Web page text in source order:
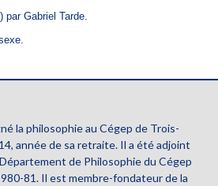
par Gabriel Tarde.
la philosophie au Cégep de Trois-
année de sa retraite. Il a été adjoint
de Philosophie du Cégep
81. Il est membre-fondateur de la